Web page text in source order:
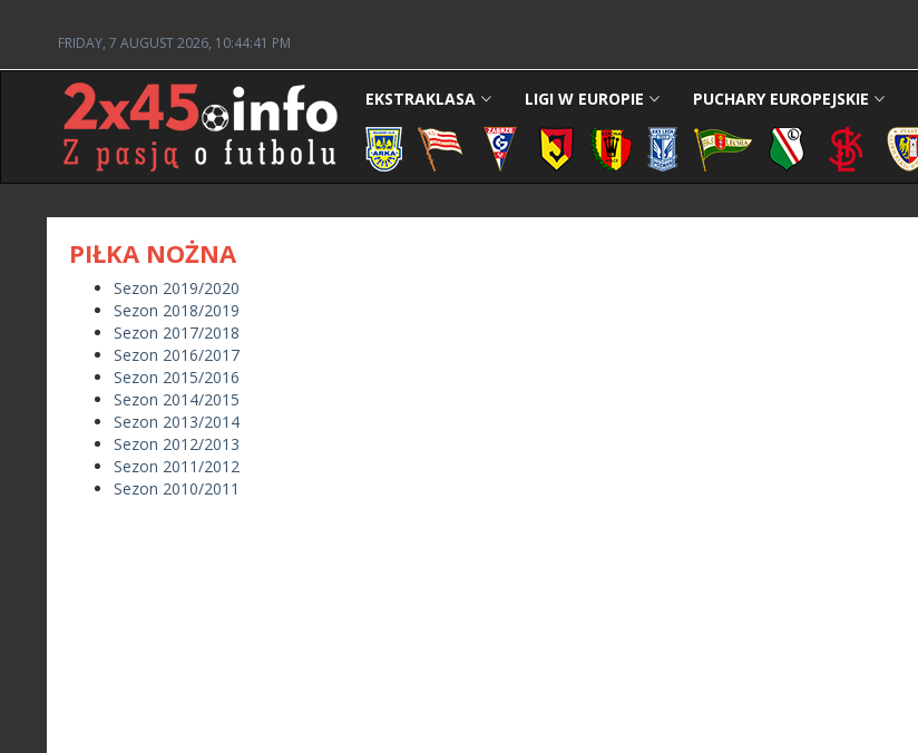
FRIDAY, 7 AUGUST 2026, 10:44:42 PM
EKSTRAKLASA LIGI W EUROPIE PUCHARY EUROPEJSKIE
PIŁKA NOŻNA
Sezon 2019/2020
Sezon 2018/2019
Sezon 2017/2018
Sezon 2016/2017
Sezon 2015/2016
Sezon 2014/2015
Sezon 2013/2014
Sezon 2012/2013
Sezon 2011/2012
Sezon 2010/2011